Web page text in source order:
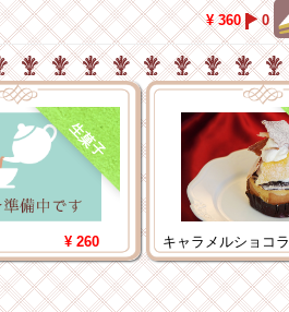
¥ 360 0
生菓子
¥ 260 キャラメルショコラ